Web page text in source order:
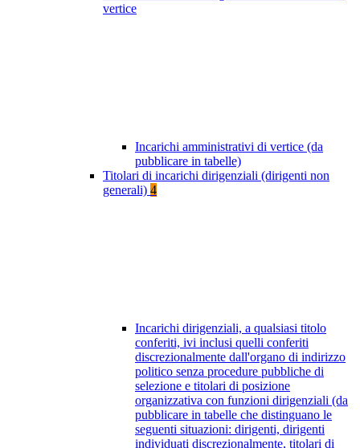
vertice
Incarichi amministrativi di vertice (da
pubblicare in tabelle)
Titolari di incarichi dirigenziali (dirigenti non
generali) 4
Incarichi dirigenziali, a qualsiasi titolo
conferiti, ivi inclusi quelli conferiti
discrezionalmente dall'organo di indirizzo
politico senza procedure pubbliche di
selezione e titolari di posizione
organizzativa con funzioni dirigenziali (da
pubblicare in tabelle che distinguano le
seguenti situazioni: dirigenti, dirigenti
individuati discrezionalmente, titolari di